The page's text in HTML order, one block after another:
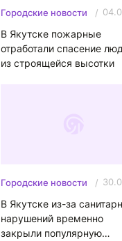
Городские новости
В Якутске пожарные
отработали спасение
из строящейся высотки
Городские новости
В Якутске из-за
нарушений временно
закрыли популярную